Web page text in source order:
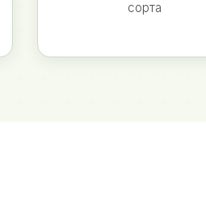
сорта